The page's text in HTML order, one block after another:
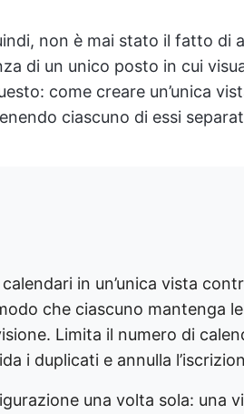
non è mai stato il fatto di
di un unico posto in cui
come creare un’unica
ciascuno di essi
in un’unica vista
che ciascuno mantenga
Limita il numero di
i duplicati e annulla
una volta sola: una